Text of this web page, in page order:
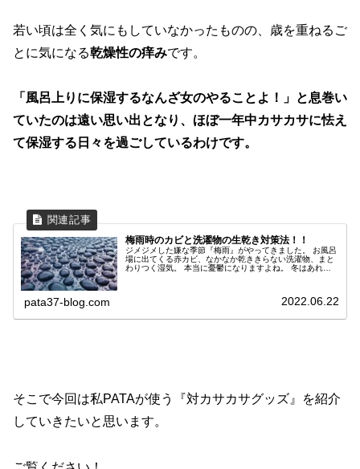
若い頃は全く気にもしていなかったものの、歳を重ねるご
とに気になる乾燥性の痒みです。
「風呂上りに保湿するなんざ女のやることよ！」と息巻い
ていたのは遠い思い出となり、ほぼ一年中カサカサに怯え
て保湿する日々を過ごしているわけです。
梅雨時のカビと洗濯物の生乾き対策法！！
ジメジメした嫌な季節『梅雨』がやってきました。 お風呂
場に出てくる赤カビ、なかなか乾ききらない洗濯物、まと
わりつく湿気。 本当に憂鬱になりますよね。 冬はあれだ
呂場の簡単なカビ対策』と『洗濯物の生乾き対策』につい
pata37-blog.com 2022.06.22
そこで今回は私PATAが使う『対カサカサグッズ』を紹介
していきたいと思います。